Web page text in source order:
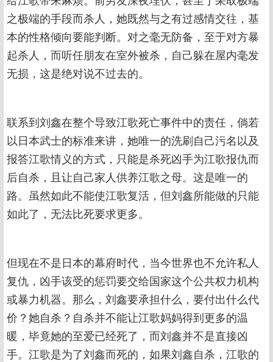
之极端的手段而杀人，她既然与之有过感情交往，基
本的性格倾向要能判断。对之毫无防备，至于对方暴
起杀人，而听任朋友在室外被杀，自己躲在屋内毫发
无损，这是绝对说不过去的。
联系到刘鑫在整个导致江歌死亡事件中的责任，倘若
以日本武士的标准来讲，她唯一的洗刷自己污名以及
报答江歌情义的方式，只能是杀死凶手为江歌报仇而
后自杀，且让自己家人供养江歌之母。这是唯一的
路。虽然如此不能使江歌复活，但刘鑫所能做的只能
如此了，无法比死要求更多。
但现在不是日本的幕府时代，当今世界也不允许私人
复仇，凶手该受的惩罚要交给国家这个公共权力机构
或暴力机器。那么，刘鑫要承担什么，要付出什么代
价？她自杀？自杀并不能让江歌妈妈得到更多的温
暖，毕竟她的至爱已经死了，而刘鑫并不是直接凶
手。江歌是为了刘鑫而死的，如果刘鑫自杀，江歌的